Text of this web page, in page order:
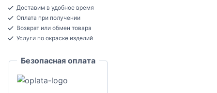
Карниз
потолочный
Полиуретан
Доставим в удобное время
Оплата при получении
Возврат или обмен товара
Услуги по окраске изделий
Безопасная оплата